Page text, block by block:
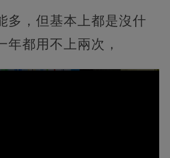
多，但基本上都是沒什
年都用不上兩次，